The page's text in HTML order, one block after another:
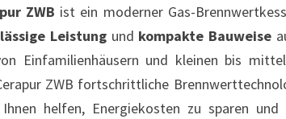
UND
GAS-
ZWB ist ein moderner Gas-
Leistungund kompakte Bauweise
Einfamilienhäusern und kleinen bis
ZWB fortschrittliche
helfen, Energiekosten zu sparen